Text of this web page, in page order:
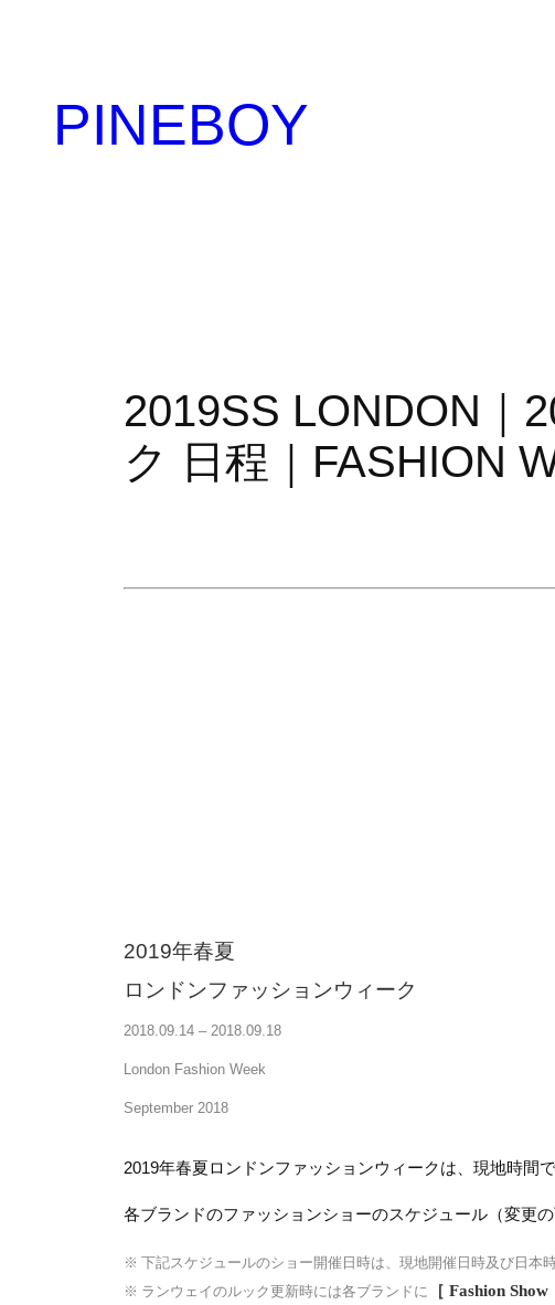
PINEBOY
2019SS LONDON｜
ク 日程｜FASHION
2019年春夏
ロンドンファッションウィーク
2018.09.14 – 2018.09.18
London Fashion Week
September 2018
2019年春夏ロンドンファッションウィークは、現地時間
各ブランドのファッションショーのスケジュール（変更
※ 下記スケジュールのショー開催日時は、現地開催日時及び日本
※ ランウェイのルック更新時には各ブランドに ［ Fashion Show